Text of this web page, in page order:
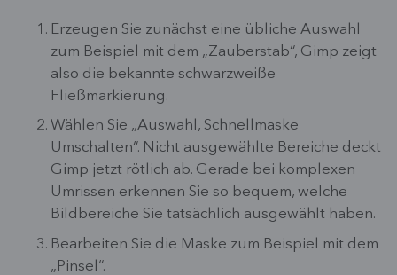
Erzeugen Sie zunächst eine übliche Auswahl
zum Beispiel mit dem „Zauberstab“, Gimp zeigt
also die bekannte schwarzweiße
Fließmarkierung.
Wählen Sie „Auswahl, Schnellmaske
Umschalten“. Nicht ausgewählte Bereiche deckt
Gimp jetzt rötlich ab. Gerade bei komplexen
Umrissen erkennen Sie so bequem, welche
Bildbereiche Sie tatsächlich ausgewählt haben.
Bearbeiten Sie die Maske zum Beispiel mit dem
„Pinsel“.